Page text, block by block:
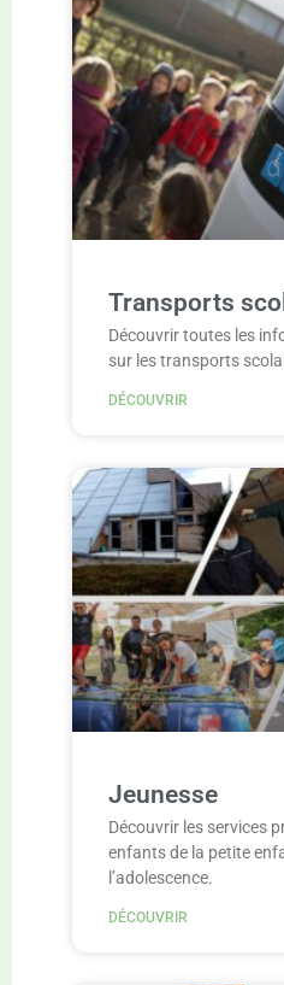
Transports
Découvrir toutes les
sur les transports
DÉCOUVRIR
Jeunesse
Découvrir les services
enfants de la petite
l’adolescence.
DÉCOUVRIR